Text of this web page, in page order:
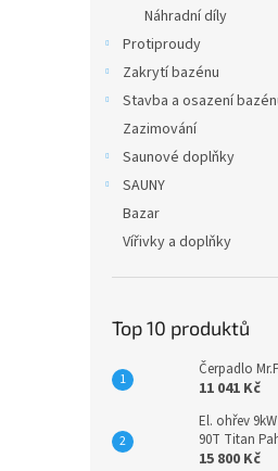
Náhradní díly
Protiproudy
Zakrytí bazénu
Stavba a osazení
Zazimování
Saunové doplňky
SAUNY
Bazar
Vířivky a doplňky
Top 10 produktů
Čerpadlo
11 041 Kč
El. ohřev
90T Titan
15 800 Kč